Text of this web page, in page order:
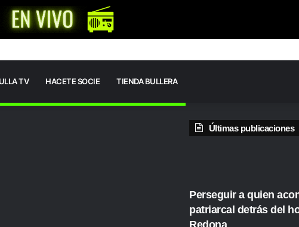
TV HACETE SOCIE TIENDA BULLERA
Últimas publicaciones
Perseguir a quien
patriarcal detrás del
Redona